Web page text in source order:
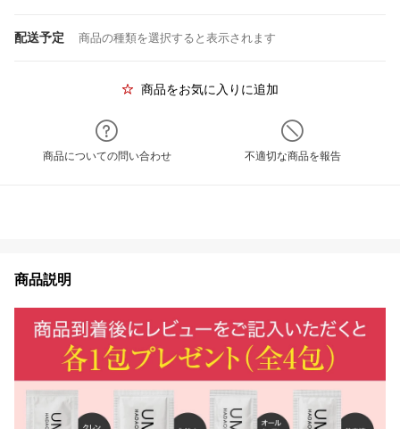
配送予定 商品の種類を選択すると表示されます
商品をお気に入りに追加
商品についての問い合わせ 不適切な商品を報告
商品説明